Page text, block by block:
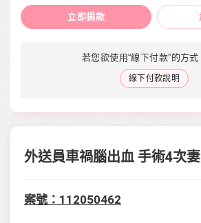
立即捐款
若您欲使用“線下付款”的方
線下付款說明
外送員車禍腦出血 手術4次
案號： 112050462